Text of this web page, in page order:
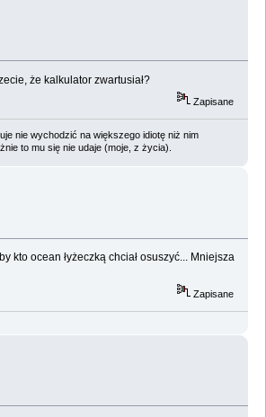
że kalkulator zwartusiał?
Zapisane
nie wychodzić na większego idiotę niż nim
to mu się nie udaje (moje, z życia).
kto ocean łyżeczką chciał osuszyć... Mniejsza
Zapisane